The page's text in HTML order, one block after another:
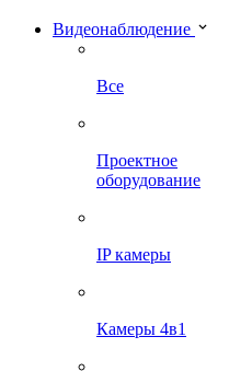
Видеонаблюдение
Все
Проектное
оборудование
IP камеры
Камеры 4в1